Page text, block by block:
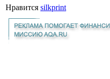
Нравится silkprint